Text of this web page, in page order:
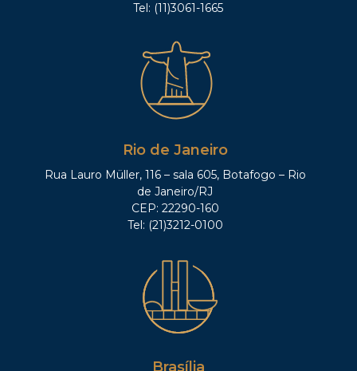
Tel: (11)3061-1665
Rio de Janeiro
Rua Lauro Müller, 116 – sala 605, Botafogo – Rio
de Janeiro/RJ
CEP: 22290-160
Tel: (21)3212-0100
Brasília